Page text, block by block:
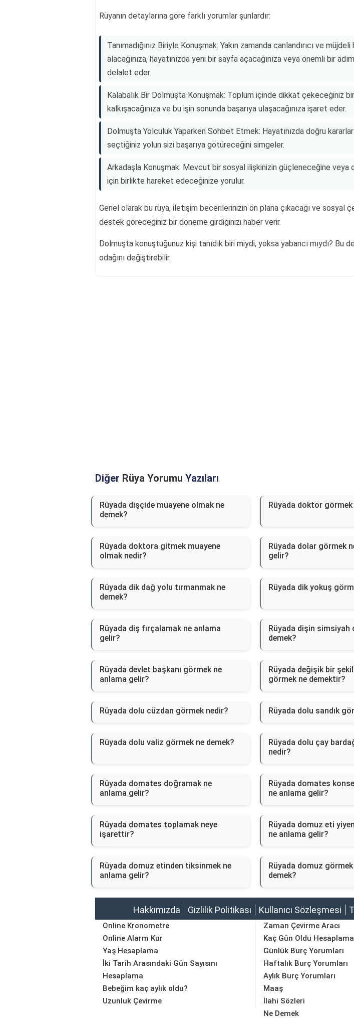
Rüyanın detaylarına göre farklı yorumlar şunlardır:
Tanımadığınız Biriyle Konuşmak: Yakın zamanda canlandırıcı ve
alacağınıza, hayatınızda yeni bir sayfa açacağınıza veya önemli bir
delalet eder.
Kalabalık Bir Dolmuşta Konuşmak: Toplum içinde dikkat çekeceğiniz
kalkışacağınıza ve bu işin sonunda başarıya ulaşacağınıza işaret eder.
Dolmuşta Yolculuk Yaparken Sohbet Etmek: Hayatınızda doğru kararlar
seçtiğiniz yolun sizi başarıya götüreceğini simgeler.
Arkadaşla Konuşmak: Mevcut bir sosyal ilişkinizin güçleneceğine veya
için birlikte hareket edeceğinize yorulur.
Genel olarak bu rüya, iletişim becerilerinizin ön plana çıkacağı ve sosyal
destek göreceğiniz bir döneme girdiğinizi haber verir.
Dolmuşta konuştuğunuz kişi tanıdık biri miydi, yoksa yabancı mıydı? Bu
odağını değiştirebilir.
Diğer Rüya Yorumu Yazıları
Rüyada dişçide muayene olmak ne
demek?
Rüyada doktor
Rüyada doktora gitmek muayene
olmak nedir?
Rüyada dolar görmek
gelir?
Rüyada dik dağ yolu tırmanmak ne
demek?
Rüyada dik yokuş
Rüyada diş fırçalamak ne anlama
gelir?
Rüyada dişin simsiyah
demek?
Rüyada devlet başkanı görmek ne
anlama gelir?
Rüyada değişik bir
görmek ne demektir?
Rüyada dolu cüzdan görmek nedir? Rüyada dolu sandık
Rüyada dolu valiz görmek ne demek?
Rüyada dolu çay
nedir?
Rüyada domates doğramak ne
anlama gelir?
Rüyada domates
ne anlama gelir?
Rüyada domates toplamak neye
işarettir?
Rüyada domuz eti
ne anlama gelir?
Rüyada domuz etinden tiksinmek ne
anlama gelir?
Rüyada domuz
demek?
Hakkımızda Gizlilik Politikası Kullanıcı Sözleşmesi
Online Kronometre
Online Alarm Kur
Yaş Hesaplama
İki Tarih Arasındaki Gün Sayısını
Hesaplama
Bebeğim kaç aylık oldu?
Uzunluk Çevirme
Zaman Çevirme Aracı
Kaç Gün Oldu Hesaplama
Günlük Burç Yorumları
Haftalık Burç Yorumları
Aylık Burç Yorumları
Maaş
İlahi Sözleri
Ne Demek